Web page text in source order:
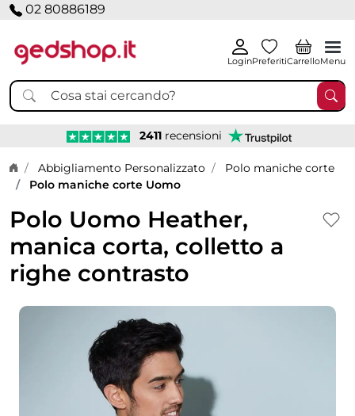
02 80886189
LoginPreferitiCarrelloMenu
2411 recensioni
Home page
Abbigliamento Personalizzato
Polo maniche corte
Polo maniche corte Uomo
Polo Uomo Heather,
manica corta, colletto a
righe contrasto